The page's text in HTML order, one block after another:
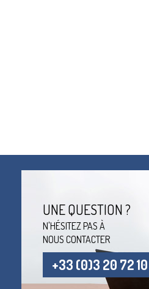
UNE QUESTION ?
N'HÉSITEZ PAS À
NOUS CONTACTER
+33 (0)3 20 72 10